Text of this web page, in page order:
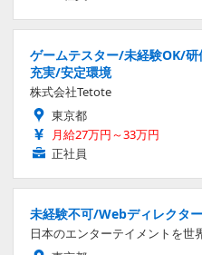
ゲームテスター/未経験OK/
充実/安定環境
株式会社Tetote
東京都
月給27万円～33万円
正社員
未経験不可/Webディレクタ
日本のエンターテイメントを世